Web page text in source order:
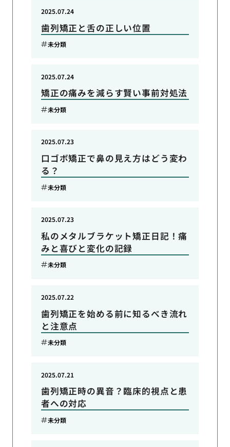
歯列矯正と舌の正しい位置
2025.07.24
未分類
矯正の痛みを減らす賢い事前対処法
2025.07.24
未分類
口ゴボ矯正で鼻の見え方はどう変わ
る？
2025.07.23
未分類
私のメタルブラケット矯正日記！痛
みと喜びと変化の記録
2025.07.23
未分類
歯列矯正を始める前に知るべき流れ
と注意点
2025.07.22
未分類
歯列矯正時の異音？臨床的視点と患
者への対応
2025.07.21
未分類